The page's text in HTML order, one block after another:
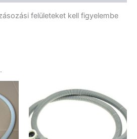
felületeket kell figyelembe